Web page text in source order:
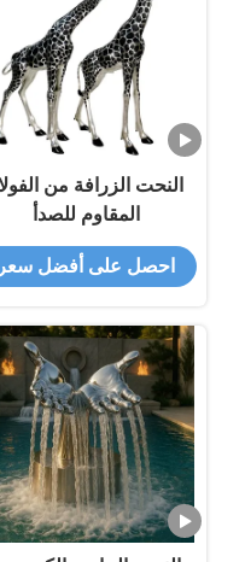
النحت الزرافة من
المقاوم للصدأ
احصل على أفضل سعر